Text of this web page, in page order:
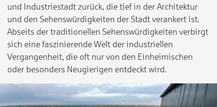
und Industriestadt zurück, die tief in der Architektur
und den Sehenswürdigkeiten der Stadt verankert ist.
Abseits der traditionellen Sehenswürdigkeiten verbirgt
sich eine faszinierende Welt der industriellen
Vergangenheit, die oft nur von den Einheimischen
oder besonders Neugierigen entdeckt wird.